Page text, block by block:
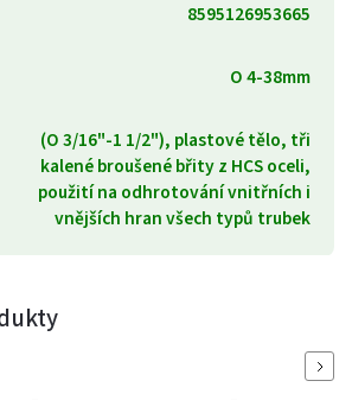
8595126953665
O 4-38mm
(O 3/16"-1 1/2"), plastové tělo, tři
kalené broušené břity z HCS oceli,
použití na odhrotování vnitřních i
vnějších hran všech typů trubek
Next